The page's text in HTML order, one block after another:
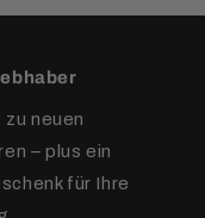
neuen
– plus ein
für Ihre